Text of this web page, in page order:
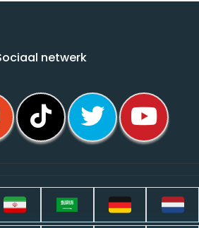
netwerk